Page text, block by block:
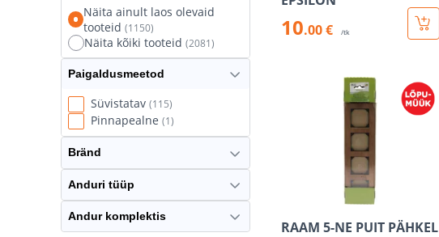
10.00 € /tk
RAAM 5-NE PUIT PÄHKEL
Termostaatlülitid
Näita ainult laos olevaid
tooteid (1150)
Näita kõiki tooteid (2081)
Paigaldusmeetod
Süvistatav (115)
Pinnapealne (1)
Bränd
Anduri tüüp
Andur komplektis